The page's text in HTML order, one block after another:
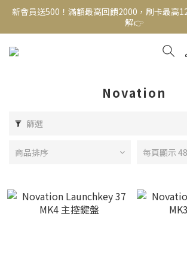
新會員送500！滿額最高回饋2000，刷卡最高
解👉
新會員送500！滿額最高回饋2000，刷卡最高
解👉
結帳頁選zingala銀角零卡分期，
解👉
Novation
篩選
商品排序 每頁顯示